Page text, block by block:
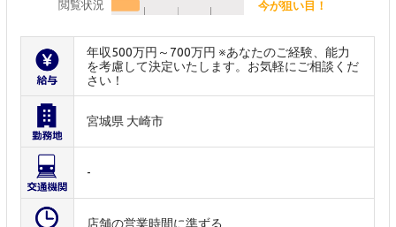
閲覧状況 今が狙い目！
年収500万円～700万円 ※あなたのご経験、能力
を考慮して決定いたします。お気軽にご相談くだ
さい！
宮城県 大崎市
-
店舗の営業時間に準ずる